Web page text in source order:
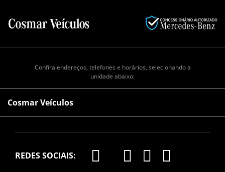
Confira endereços, telefones e horários, selecionando a
unidade abaixo:
Cosmar Veículos
REDES SOCIAIS: